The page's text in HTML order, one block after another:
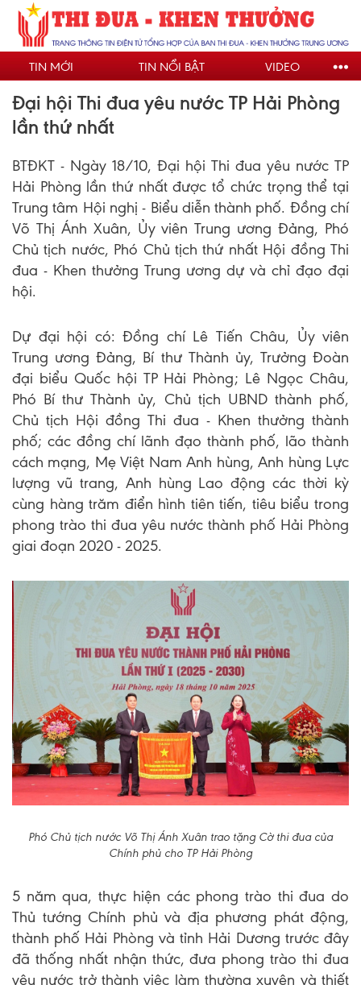
Nhảy
đến
nội
dungTIN MỚI TIN NỔI BẬT VIDEO
Đại hội Thi đua yêu nước TP Hải Phòng
lần thứ nhất
BTĐKT - Ngày 18/10, Đại hội Thi đua yêu nước TP
Hải Phòng lần thứ nhất được tổ chức trọng thể tại
Trung tâm Hội nghị - Biểu diễn thành phố. Đồng chí
Võ Thị Ánh Xuân, Ủy viên Trung ương Đảng, Phó
Chủ tịch nước, Phó Chủ tịch thứ nhất Hội đồng Thi
đua - Khen thưởng Trung ương dự và chỉ đạo đại
hội.
Dự đại hội có: Đồng chí Lê Tiến Châu, Ủy viên
Trung ương Đảng, Bí thư Thành ủy, Trưởng Đoàn
đại biểu Quốc hội TP Hải Phòng; Lê Ngọc Châu,
Phó Bí thư Thành ủy, Chủ tịch UBND thành phố,
Chủ tịch Hội đồng Thi đua - Khen thưởng thành
phố; các đồng chí lãnh đạo thành phố, lão thành
cách mạng, Mẹ Việt Nam Anh hùng, Anh hùng Lực
lượng vũ trang, Anh hùng Lao động các thời kỳ
cùng hàng trăm điển hình tiên tiến, tiêu biểu trong
phong trào thi đua yêu nước thành phố Hải Phòng
giai đoạn 2020 - 2025.
Phó Chủ tịch nước Võ Thị Ánh Xuân trao tặng Cờ thi đua của
Chính phủ cho TP Hải Phòng
5 năm qua, thực hiện các phong trào thi đua do
Thủ tướng Chính phủ và địa phương phát động,
thành phố Hải Phòng và tỉnh Hải Dương trước đây
đã thống nhất nhận thức, đưa phong trào thi đua
yêu nước trở thành việc làm thường xuyên và thiết